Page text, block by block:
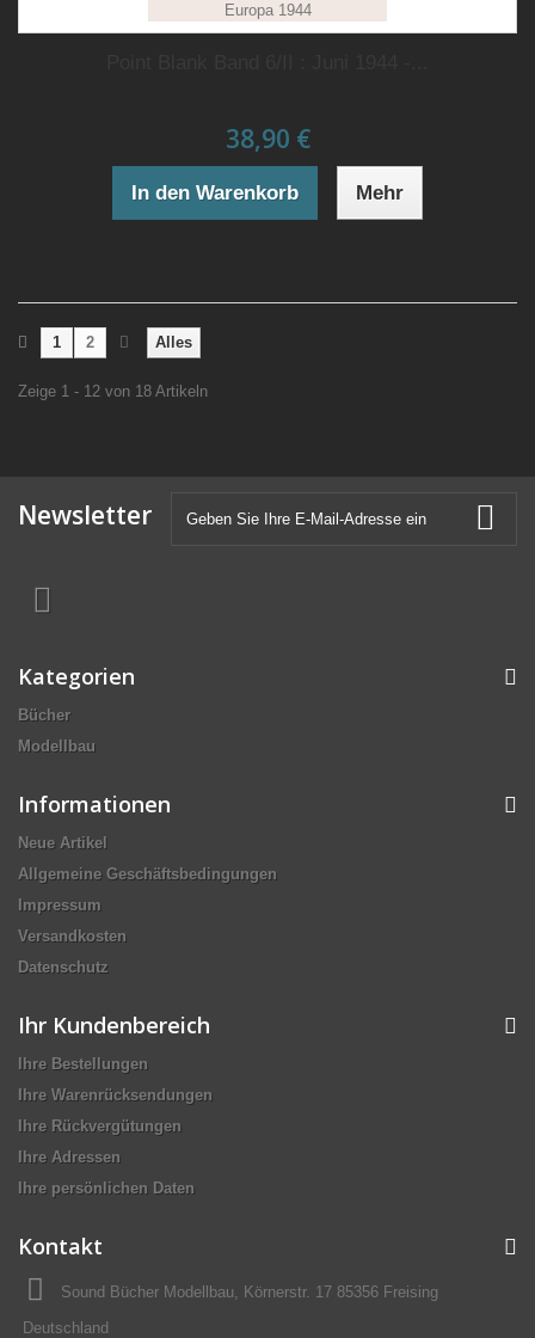
38,90 €
In den Warenkorb Mehr
Alles
1 2
Zeige 1 - 12 von 18 Artikeln
Newsletter
Kategorien
Bücher
Modellbau
Informationen
Neue Artikel
Allgemeine Geschäftsbedingungen
Impressum
Versandkosten
Datenschutz
Ihr Kundenbereich
Ihre Bestellungen
Ihre Warenrücksendungen
Ihre Rückvergütungen
Ihre Adressen
Ihre persönlichen Daten
Kontakt
Sound Bücher Modellbau, Körnerstr. 17 85356 Freising
Deutschland